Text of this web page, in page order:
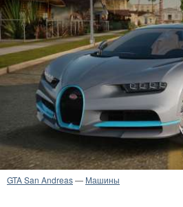
GTA San Andreas— Машины